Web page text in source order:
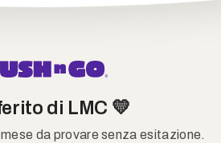
di LMC 💛
da provare senza esitazione.